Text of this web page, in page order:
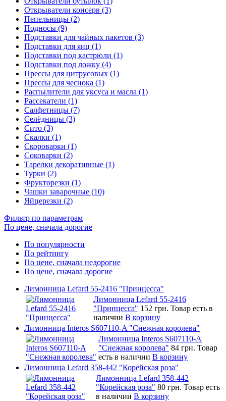
Открыватели консерв (3)
Пепельницы (2)
Подносы (9)
Подставки для чайных пакетов (3)
Подставки для яиц (1)
Подставки под кастрюли (1)
Подставки под ложку (4)
Прессы для цитрусовых (1)
Прессы для чеснока (1)
Распылители для уксуса и масла (1)
Рассекатели (1)
Салфетницы (7)
Селёдницы (3)
Сито (3)
Скалки (1)
Скороварки (1)
Соковарки (2)
Тарелки декоративные (1)
Турки (2)
Фрукторезки (1)
Чашки заварочные (10)
Яйцерезки (2)
Фильтр по параметрам
По цене, сначала дорогие
По популярности
По рейтингу
По цене, сначала недорогие
По цене, сначала дорогие
Лимонница Lefard 55-2416 "Принцесса"
Лимонница Lefard 55-2416
"Принцесса" 152 грн. Товар есть в
наличии В корзину
Лимонница Interos S607110-A "Снежная королева"
Лимонница Interos S607110-A
"Снежная королева" 84 грн. Товар
есть в наличии В корзину
Лимонница Lefard 358-442 "Корейская роза"
Лимонница Lefard 358-442
"Корейская роза" 80 грн. Товар есть
в наличии В корзину